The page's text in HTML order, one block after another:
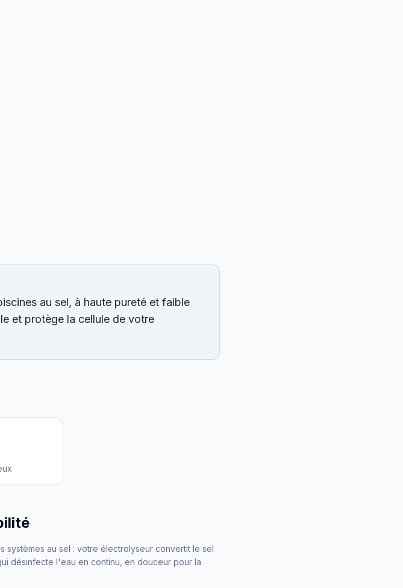
au sel, à haute pureté et faible
et protège la cellule de votre
systèmes au sel : votre électrolyseur convertit le sel
désinfecte l'eau en continu, en douceur pour la